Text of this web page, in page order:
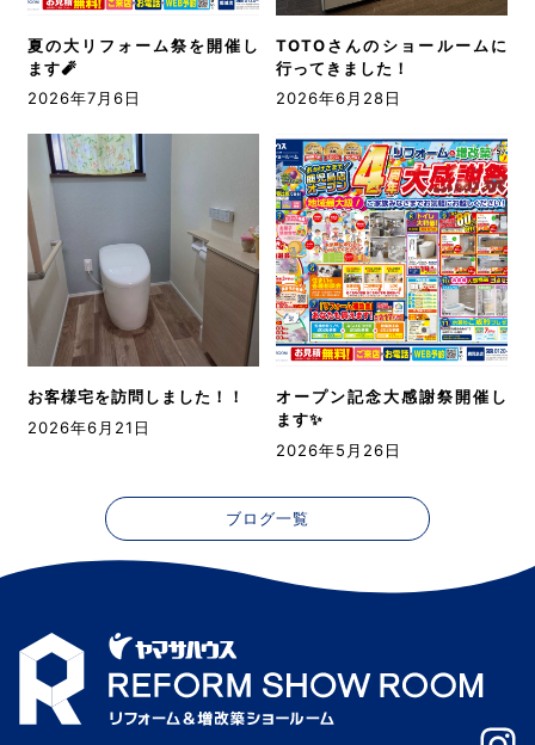
夏の大リフォーム祭を開催し
ます🧨
2026年7月6日
TOTOさんのショールームに
行ってきました！
2026年6月28日
お客様宅を訪問しました！！
2026年6月21日
オープン記念大感謝祭開催し
ます✨
2026年5月26日
ブログ一覧